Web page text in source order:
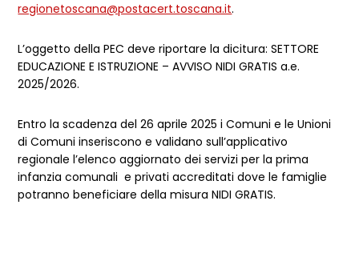
regionetoscana@postacert.toscana.it.
L’oggetto della PEC deve riportare la dicitura: SETTORE
EDUCAZIONE E ISTRUZIONE – AVVISO NIDI GRATIS a.e.
2025/2026.
Entro la scadenza del 26 aprile 2025 i Comuni e le Unioni
di Comuni inseriscono e validano sull’applicativo
regionale l’elenco aggiornato dei servizi per la prima
infanzia comunali e privati accreditati dove le famiglie
potranno beneficiare della misura NIDI GRATIS.